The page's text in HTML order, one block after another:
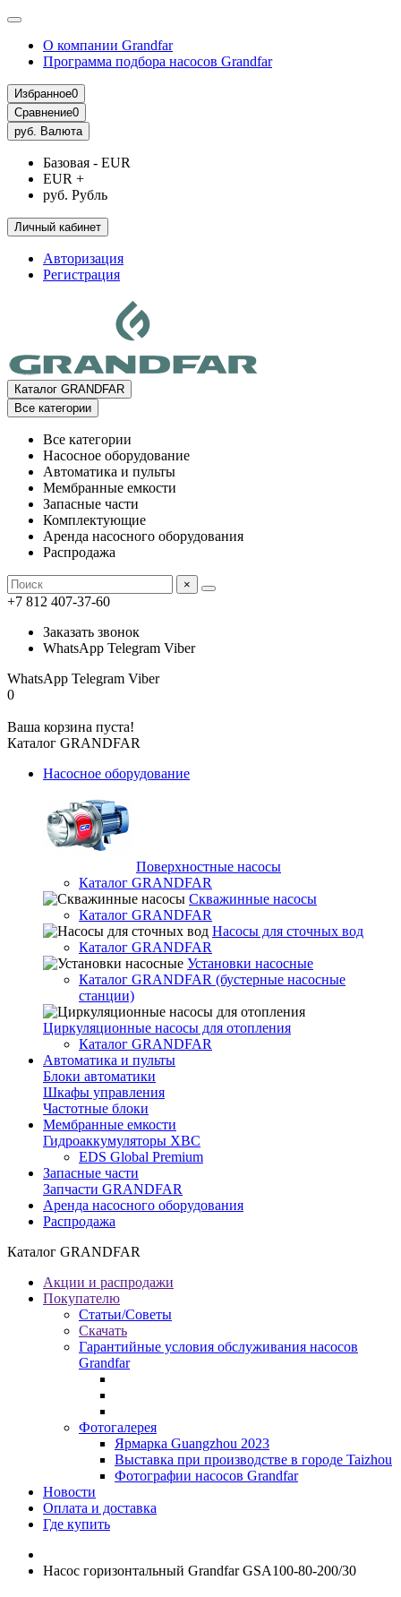
О компании Grandfar
Программа подбора насосов Grandfar
Избранное0
Сравнение0
руб. Валюта
Базовая - EUR
EUR +
руб. Рубль
Личный кабинет
Авторизация
Регистрация
Каталог GRANDFAR
Все категории
Все категории
Насосное оборудование
Автоматика и пульты
Мембранные емкости
Запасные части
Комплектующие
Аренда насосного оборудования
Распродажа
×
+7 812 407-37-60
Заказать звонок
WhatsApp Telegram Viber
WhatsApp Telegram Viber
0
Ваша корзина пуста!
Каталог GRANDFAR
Насосное оборудование
Поверхностные насосы
Каталог GRANDFAR
Скважинные насосы
Каталог GRANDFAR
Насосы для сточных вод
Каталог GRANDFAR
Установки насосные
Каталог GRANDFAR (бустерные насосные
станции)
Циркуляционные насосы для отопления
Каталог GRANDFAR
Автоматика и пульты
Блоки автоматики
Шкафы управления
Частотные блоки
Мембранные емкости
Гидроаккумуляторы ХВС
EDS Global Premium
Запасные части
Запчасти GRANDFAR
Аренда насосного оборудования
Распродажа
Каталог GRANDFAR
Акции и распродажи
Покупателю
Статьи/Советы
Скачать
Гарантийные условия обслуживания насосов
Grandfar
Фотогалерея
Ярмарка Guangzhou 2023
Выставка при производстве в городе Taizhou
Фотографии насосов Grandfar
Новости
Оплата и доставка
Где купить
Насос горизонтальный Grandfar GSA100-80-200/30